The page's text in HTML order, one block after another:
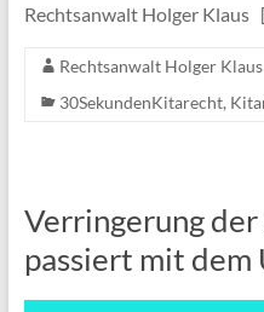
Rechtsanwalt Holger Klaus
Rechtsanwalt Holger Klaus
30SekundenKitarecht,
Verringerung
passiert mit dem